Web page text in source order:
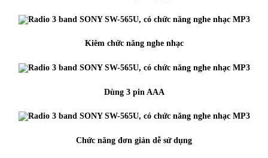
Kiêm chức năng nghe nhạc
Dùng 3 pin AAA
Chức năng đơn giản dễ sử dụng